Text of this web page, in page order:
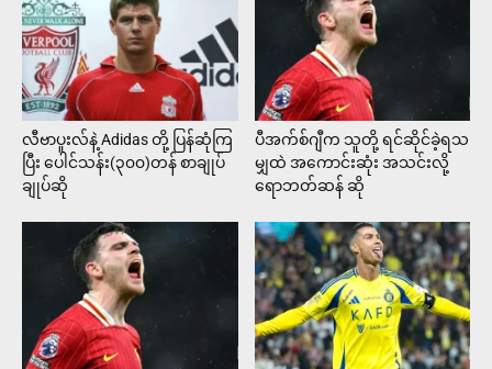
လီဗာပူးလ်နဲ့ Adidas တို့ ပြန်ဆုံကြ
ပြီး ပေါင်သန်း(၃၀၀)တန် စာချုပ်
ချုပ်ဆို
ပီအက်စ်ဂျီက သူတို့ ရင်ဆိုင်ခဲ့ရသ
မျှထဲ အကောင်းဆုံး အသင်းလို့
ရောဘတ်ဆန် ဆို